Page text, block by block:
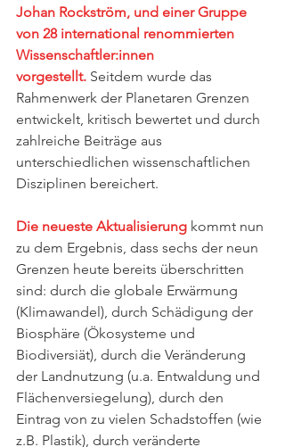
Johan Rockström, und einer Gruppe
von 28 international renommierten
Wissenschaftler:innen
vorgestellt. Seitdem wurde das
Rahmenwerk der Planetaren Grenzen
entwickelt, kritisch bewertet und durch
zahlreiche Beiträge aus
unterschiedlichen wissenschaftlichen
Disziplinen bereichert.
Die neueste Aktualisierung kommt nun
zu dem Ergebnis, dass sechs der neun
Grenzen heute bereits überschritten
sind: durch die globale Erwärmung
(Klimawandel), durch Schädigung der
Biosphäre (Ökosysteme und
Biodiversiät), durch die Veränderung
der Landnutzung (u.a. Entwaldung und
Flächenversiegelung), durch den
Eintrag von zu vielen Schadstoffen (wie
z.B. Plastik), durch veränderte